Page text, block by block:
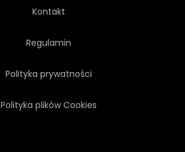
Kontakt
Regulamin
Polityka prywatności
Polityka plików Cookies